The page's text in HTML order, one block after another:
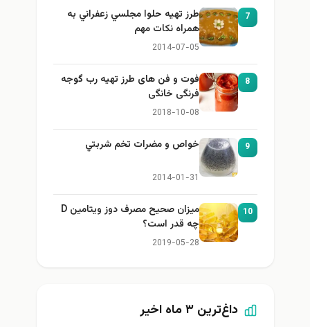
7
طرز تهيه حلوا مجلسي زعفراني به
همراه نكات مهم
2014-07-05
8
فوت و فن های طرز تهیه رب گوجه
فرنگی خانگی
2018-10-08
9 خواص و مضرات تخم شربتي
2014-01-31
10
میزان صحیح مصرف دوز ویتامین D
چه قدر است؟
2019-05-28
داغ‌ترین ۳ ماه اخیر